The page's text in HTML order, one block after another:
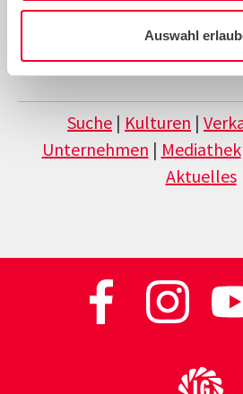
Auswahl
Suche | Kulturen |
Unternehmen | Mediathek
Aktuelles